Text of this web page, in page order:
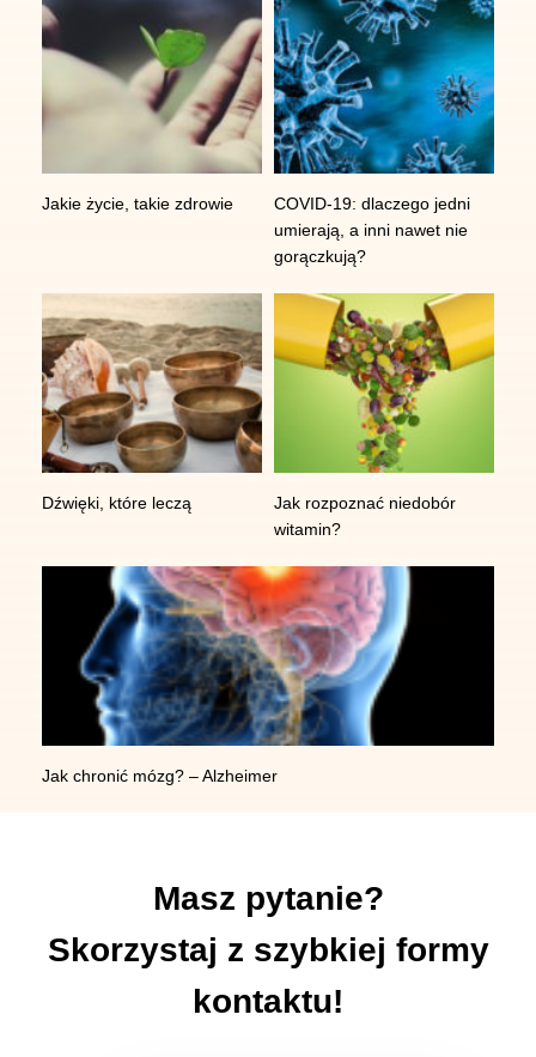
55-010 Żerniki Wrocławskie
+48 730 597 597
e-mail: kontakt@centrumimc.pl,
Godziny pracy
Pn-Pt 8:00-19:00 | Sb 9:00-14:00
Jakie życie, takie zdrowie
COVID-19: dlaczego jedni
umierają, a inni nawet nie
gorączkują?
Dźwięki, które leczą
Jak rozpoznać niedobór
witamin?
Jak chronić mózg? – Alzheimer
Masz pytanie?
Skorzystaj z szybkiej formy
kontaktu!